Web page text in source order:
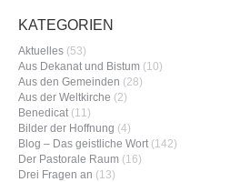
KATEGORIEN
Aktuelles (53)
Aus Dekanat und Bistum (10)
Aus den Gemeinden (28)
Aus der Weltkirche (2)
Benedicat(11)
Bilder der Hoffnung (4)
Blog – Das geistliche Wort(142)
Der Pastorale Raum (16)
Drei Fragen an (13)